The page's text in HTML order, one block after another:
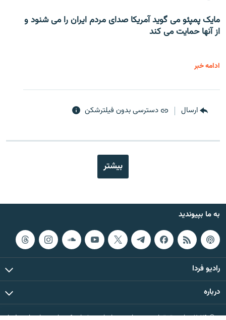
مایک پمپئو می گوید آمریکا صدای مردم ایران را می شنود و
از آنها حمایت می کند
ادامه خبر
ارسال دسترسی بدون فیلترشکن
بیشتر
به ما بپیوندید
رادیو فردا
درباره
© ۲۰۲۶ تمام حقوق این وب‌سایت، بر اساس مقررات کپی‌رایت، برای رادیو فردا